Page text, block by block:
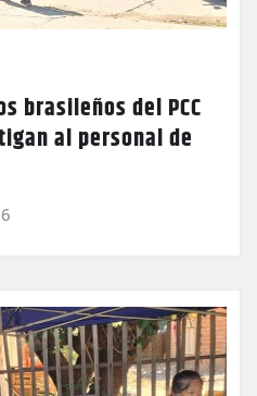
brasileños del PCC
al personal de